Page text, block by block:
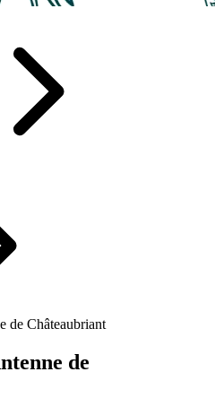
de Châteaubriant
de